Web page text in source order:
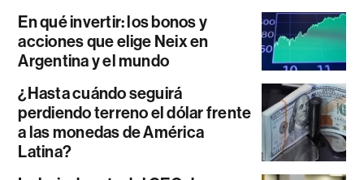
En qué invertir: los bonos y
acciones que elige Neix en
Argentina y el mundo
¿Hasta cuándo seguirá
perdiendo terreno el dólar frente
a las monedas de América
Latina?